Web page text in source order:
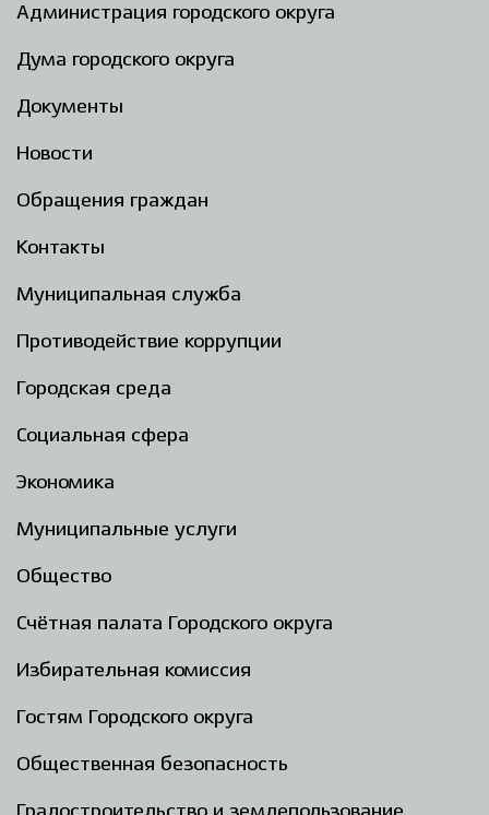
Администрация городского округа
Дума городского округа
Документы
Новости
Обращения граждан
Контакты
Муниципальная служба
Противодействие коррупции
Городская среда
Социальная сфера
Экономика
Муниципальные услуги
Общество
Счётная палата Городского округа
Избирательная комиссия
Гостям Городского округа
Общественная безопасность